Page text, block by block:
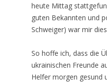
heute Mittag
guten Bekannten und
Schweiger) war mir
So hoffe ich, dass die
ukrainischen Freunde
Helfer morgen gesund